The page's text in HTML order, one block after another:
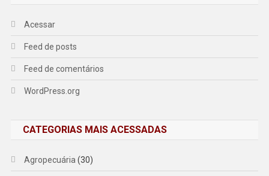
Acessar
Feed de posts
Feed de comentários
WordPress.org
CATEGORIAS MAIS ACESSADAS
Agropecuária (30)